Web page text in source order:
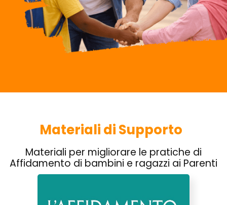
Materiali di Supporto
Materiali per migliorare le pratiche di
Affidamento di bambini e ragazzi ai Parenti